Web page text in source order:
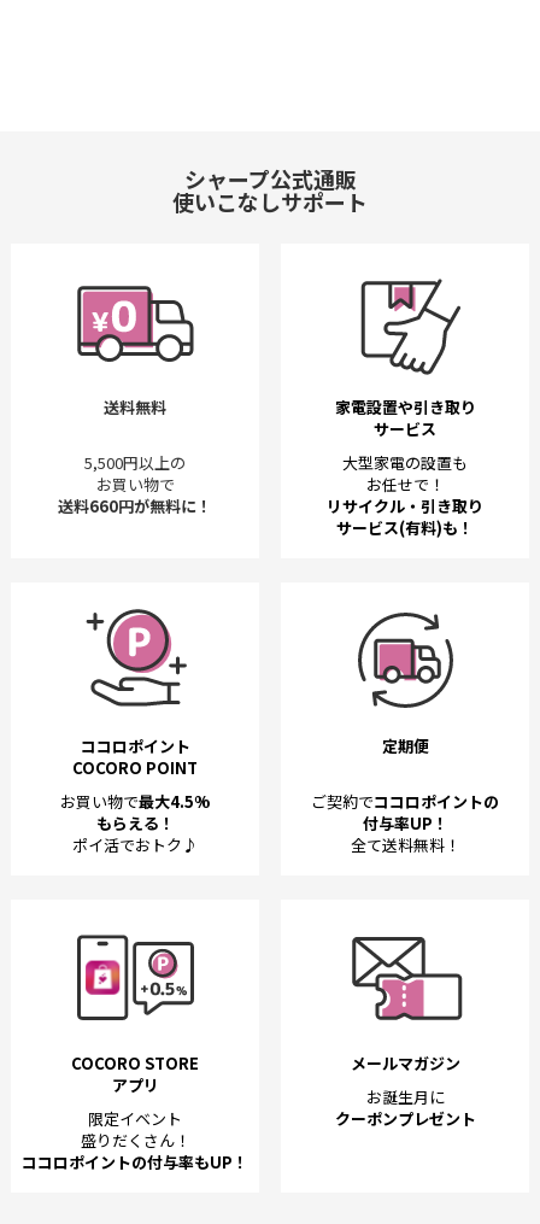
シャープ公式通販
使いこなしサポート
送料無料
5,500円以上の
お買い物で
送料660円が無料に！
家電設置や引き取り
サービス
大型家電の設置も
お任せで！
リサイクル・引き取り
サービス(有料)も！
ココロポイント
COCORO POINT
お買い物で最大4.5%
もらえる！
ポイ活でおトク♪
定期便
ご契約でココロポイントの
付与率UP！
全て送料無料！
COCORO STORE
アプリ
限定イベント
盛りだくさん！
ココロポイントの付与率もUP！
メールマガジン
お誕生月に
クーポンプレゼント